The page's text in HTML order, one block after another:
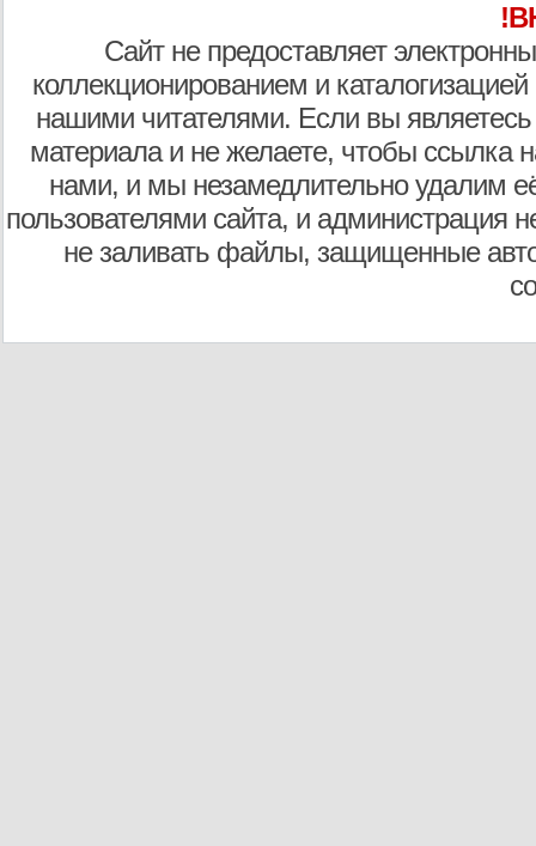
Сайт не предоставляет
коллекционированием и
нашими читателями. Если вы являетесь
материала и не желаете, чтобы ссылка
нами, и мы незамедлительно удалим
пользователями сайта, и администрация
не заливать файлы, защищенные